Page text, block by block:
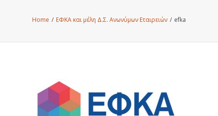
Home / ΕΦΚΑ και μέλη Δ.Σ. Ανωνύμων Εταιρειών / efka